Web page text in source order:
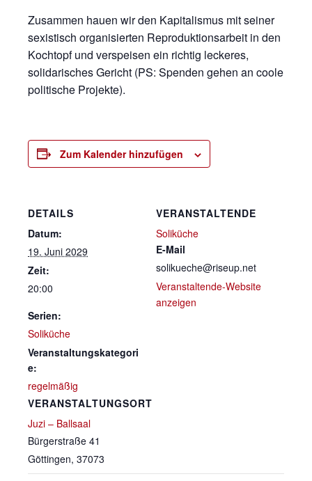
Zusammen hauen wir den Kapitalismus mit seiner
sexistisch organisierten Reproduktionsarbeit in den
Kochtopf und verspeisen ein richtig leckeres,
solidarisches Gericht (PS: Spenden gehen an coole
politische Projekte).
Zum Kalender hinzufügen
DETAILS
Datum:
19. Juni 2029
Zeit:
20:00
Serien:
Soliküche
Veranstaltungskategori
e:
regelmäßig
VERANSTALTUNGSORT
Juzi – Ballsaal
Bürgerstraße 41
Göttingen, 37073
VERANSTALTENDE
Soliküche
E-Mail
solikueche@riseup.net
Veranstaltende-Website
anzeigen